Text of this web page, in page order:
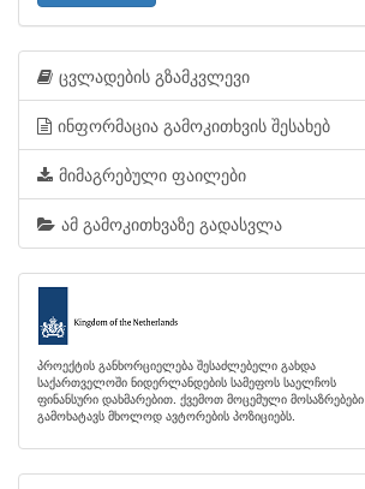
ცვლადების გზამკვლევი
ინფორმაცია გამოკითხვის შესახებ
მიმაგრებული ფაილები
ამ გამოკითხვაზე გადასვლა
პროექტის განხორციელება შესაძლებელი გახდა
საქართველოში ნიდერლანდების სამეფოს საელჩოს
ფინანსური დახმარებით. ქვემოთ მოცემული მოსაზრებები
გამოხატავს მხოლოდ ავტორების პოზიციებს.